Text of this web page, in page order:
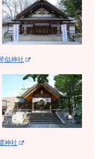
似神社
神社